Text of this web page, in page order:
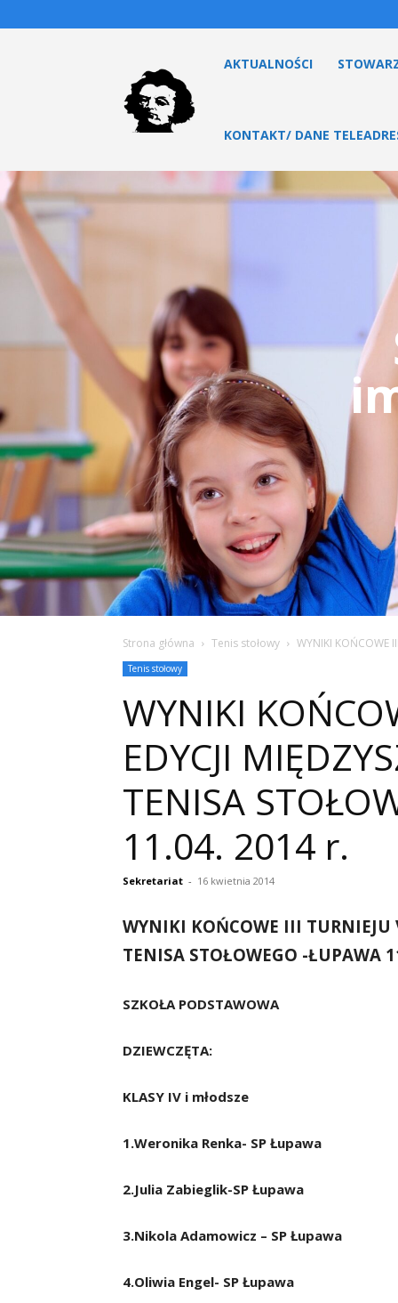
AKTUALNOŚCI
KONTAKT/ DANE
Strona główna Tenis stołowy WYNIKI KOŃCOWE
Tenis stołowy
WYNIKI
EDYCJI
TENISA
11.04. 2014 r.
Sekretariat - 16 kwietnia 2014
WYNIKI KOŃCOWE III TURNIEJU
TENISA STOŁOWEGO -ŁUPAWA
SZKOŁA PODSTAWOWA
DZIEWCZĘTA:
KLASY IV i młodsze
1.Weronika Renka- SP Łupawa
2.Julia Zabieglik-SP Łupawa
3.Nikola Adamowicz – SP Łupawa
4.Oliwia Engel- SP Łupawa